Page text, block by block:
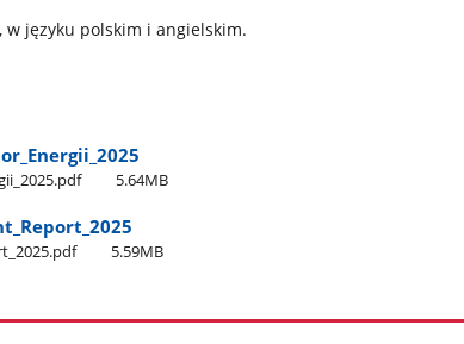
języku polskim i angielskim.
5.64MB
5.59MB